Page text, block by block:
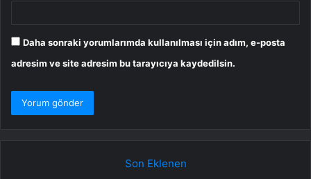
Daha sonraki yorumlarımda kullanılması için adım, e-posta
adresim ve site adresim bu tarayıcıya kaydedilsin.
Son Eklenen